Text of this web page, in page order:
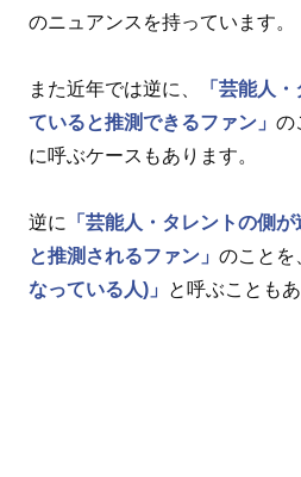
のニュアンスを持っています。
また近年では逆に、
「芸能人
ていると推測できるファン」 の
に呼ぶケースもあります。
逆に
「芸能人・タレントの側
と推測されるファン」 のことを
なっている人)」
と呼ぶこともあ